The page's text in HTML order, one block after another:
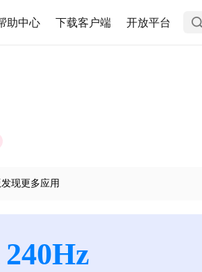
助中心 下载客户端 开放平台
现更多应用